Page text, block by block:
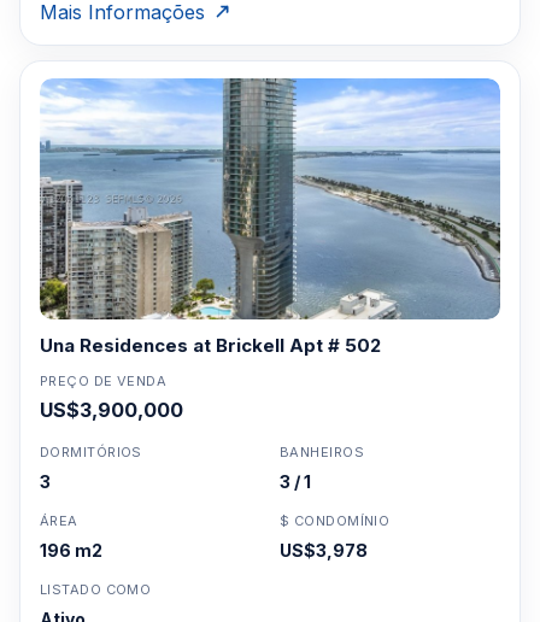
Mais Informações
Una Residences at Brickell Apt # 502
PREÇO DE VENDA
US$3,900,000
DORMITÓRIOS
3
BANHEIROS
3 / 1
ÁREA
196 m2
$ CONDOMÍNIO
US$3,978
LISTADO COMO